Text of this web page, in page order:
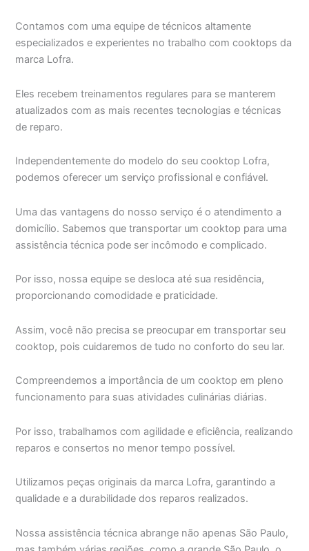
Contamos com uma equipe de técnicos altamente
especializados e experientes no trabalho com cooktops da
marca Lofra.
Eles recebem treinamentos regulares para se manterem
atualizados com as mais recentes tecnologias e técnicas
de reparo.
Independentemente do modelo do seu cooktop Lofra,
podemos oferecer um serviço profissional e confiável.
Uma das vantagens do nosso serviço é o atendimento a
domicílio. Sabemos que transportar um cooktop para uma
assistência técnica pode ser incômodo e complicado.
Por isso, nossa equipe se desloca até sua residência,
proporcionando comodidade e praticidade.
Assim, você não precisa se preocupar em transportar seu
cooktop, pois cuidaremos de tudo no conforto do seu lar.
Compreendemos a importância de um cooktop em pleno
funcionamento para suas atividades culinárias diárias.
Por isso, trabalhamos com agilidade e eficiência, realizando
reparos e consertos no menor tempo possível.
Utilizamos peças originais da marca Lofra, garantindo a
qualidade e a durabilidade dos reparos realizados.
Nossa assistência técnica abrange não apenas São Paulo,